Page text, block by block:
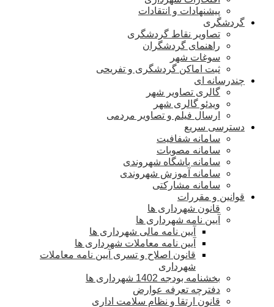
پیشنهادات و انتقادات
گردشگری
تصاویر نقاط گردشگری
راهنمای گردشگران
سوغات شهر
ثبت اماکن گردشگری و تفریحی
چندرسانه ای
گالری تصاویر شهر
ویدئو گالری شهر
ارسال فیلم و تصاویر مردمی
دسترسی سریع
سامانه شفافیت
سامانه مصوبات
سامانه باشگاه شهروندی
سامانه آموزش شهروندی
سامانه مشارکتی
قوانین و مقررات
قانون شهرداری ها
آیین نامه شهرداری ها
آیین نامه مالی شهرداری ها
آیین نامه معاملات شهرداری ها
قانون اصلاح و تسری آیین نامه معاملات
شهرداری
بخشنامه بودجه 1402 شهرداری ها
دفترچه تعرفه عوارض
قانون ارتقا و نظام سلامت اداری